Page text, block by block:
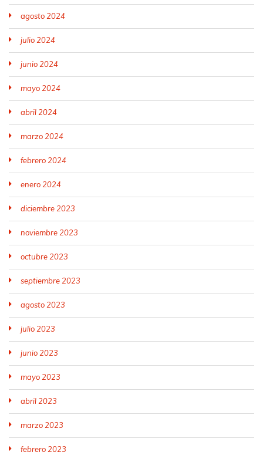
agosto 2024
julio 2024
junio 2024
mayo 2024
abril 2024
marzo 2024
febrero 2024
enero 2024
diciembre 2023
noviembre 2023
octubre 2023
septiembre 2023
agosto 2023
julio 2023
junio 2023
mayo 2023
abril 2023
marzo 2023
febrero 2023